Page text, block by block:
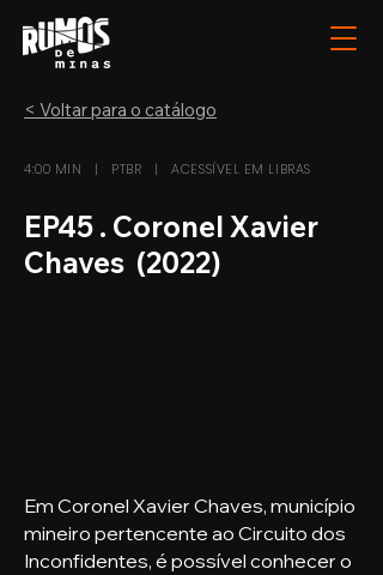
< Voltar para o catálogo
4:00 MIN | PTBR | ACESSÍVEL EM LIBRAS
EP45 . Coronel Xavier
Chaves (2022)
Em Coronel Xavier Chaves, município
mineiro pertencente ao Circuito dos
Inconfidentes, é possível conhecer o